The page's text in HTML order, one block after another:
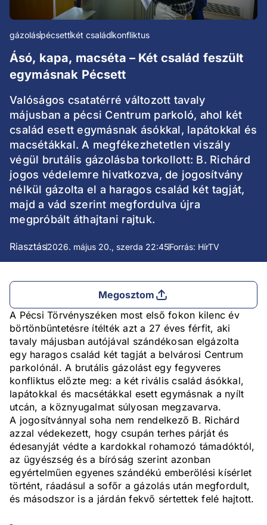
gázoláspécsettkét családkonfliktus
Ásó, kapa, macséta – Két család feszült
egymásnak Pécsett
Valóságos csatatérré változott tavaly
májusban a pécsi Centrum parkoló, ahol két
család esett egymásnak ásókkal, lapátokkal és
macsétákkal. A megfékezhetetlen viszály
végül brutális gázolásba torkollott: B. Richárd
jogos védelemre hivatkozva, de jogosítvány
nélkül gázolta el a haragos család két tagját,
majd a vád szerint megfordulva újra
megpróbált áthajtani rajtuk.
Riasztás2026. május 20., szerda 22:45Forrás: HírTV
Megosztom
A Pécsi Törvényszéken most első fokon kilenc év
börtönbüntetésre ítélték azt a 27 éves férfit, aki
tavaly májusban autójával szándékosan elgázolta
egy haragos család két tagját a belvárosi Centrum
parkolónál. A brutális gázolást egy fegyveres
konfliktus előzte meg: a két rivális család ásókkal,
lapátokkal és macsétákkal esett egymásnak a nyílt
utcán, a köznyugalmat súlyosan megzavarva.
A jogosítvánnyal soha nem rendelkező B. Richárd
azzal védekezett, hogy csupán terhes párját és
édesanyját védte a kardokkal rohamozó támadóktól,
az ügyészség és a bíróság szerint azonban
egyértelműen egyenes szándékú emberölési kísérlet
történt, ráadásul a sofőr a gázolás után megfordult,
és másodszor is a járdán fekvő sértettek felé hajtott.